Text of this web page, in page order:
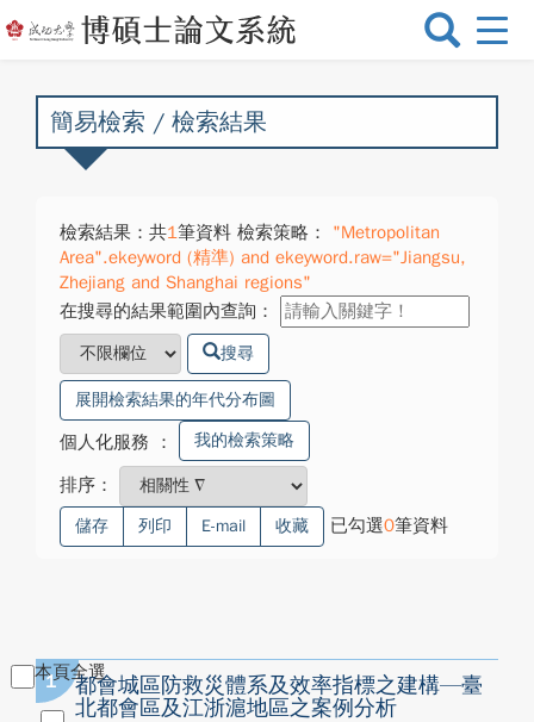
選
換
簡易檢索 / 檢索結果
檢索結果：共1筆資料 檢索策略：
"Metropolitan
Area".ekeyword (精準) and ekeyword.raw="Jiangsu,
Zhejiang and Shanghai regions"
在搜尋的結果範圍內查詢：
搜尋
展開檢索結果的年代分布圖
個人化服務 ： 我的檢索策略
排序：
儲存 列印 E-mail 收藏 已勾選0筆資料
本頁全選
1
都會城區防救災體系及效率指標之建構—臺
北都會區及江浙滬地區之案例分析